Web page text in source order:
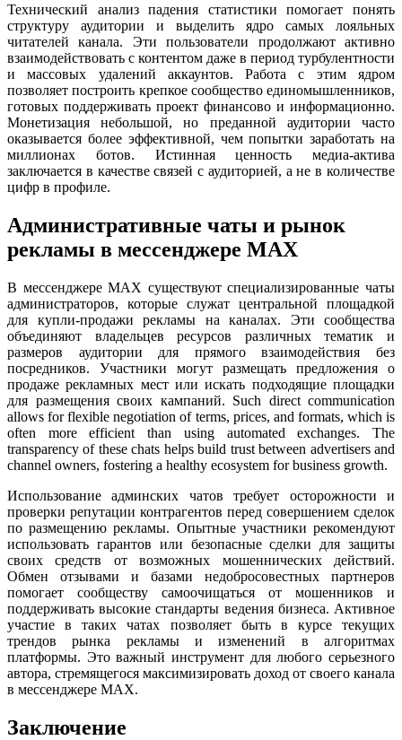
Технический анализ падения статистики помогает понять
структуру аудитории и выделить ядро самых лояльных
читателей канала. Эти пользователи продолжают активно
взаимодействовать с контентом даже в период турбулентности
и массовых удалений аккаунтов. Работа с этим ядром
позволяет построить крепкое сообщество единомышленников,
готовых поддерживать проект финансово и информационно.
Монетизация небольшой, но преданной аудитории часто
оказывается более эффективной, чем попытки заработать на
миллионах ботов. Истинная ценность медиа-актива
заключается в качестве связей с аудиторией, а не в количестве
цифр в профиле.
Административные чаты и рынок
рекламы в мессенджере MAX
В мессенджере MAX существуют специализированные чаты
администраторов, которые служат центральной площадкой
для купли-продажи рекламы на каналах. Эти сообщества
объединяют владельцев ресурсов различных тематик и
размеров аудитории для прямого взаимодействия без
посредников. Участники могут размещать предложения о
продаже рекламных мест или искать подходящие площадки
для размещения своих кампаний. Such direct communication
allows for flexible negotiation of terms, prices, and formats, which is
often more efficient than using automated exchanges. The
transparency of these chats helps build trust between advertisers and
channel owners, fostering a healthy ecosystem for business growth.
Использование админских чатов требует осторожности и
проверки репутации контрагентов перед совершением сделок
по размещению рекламы. Опытные участники рекомендуют
использовать гарантов или безопасные сделки для защиты
своих средств от возможных мошеннических действий.
Обмен отзывами и базами недобросовестных партнеров
помогает сообществу самоочищаться от мошенников и
поддерживать высокие стандарты ведения бизнеса. Активное
участие в таких чатах позволяет быть в курсе текущих
трендов рынка рекламы и изменений в алгоритмах
платформы. Это важный инструмент для любого серьезного
автора, стремящегося максимизировать доход от своего канала
в мессенджере MAX.
Заключение